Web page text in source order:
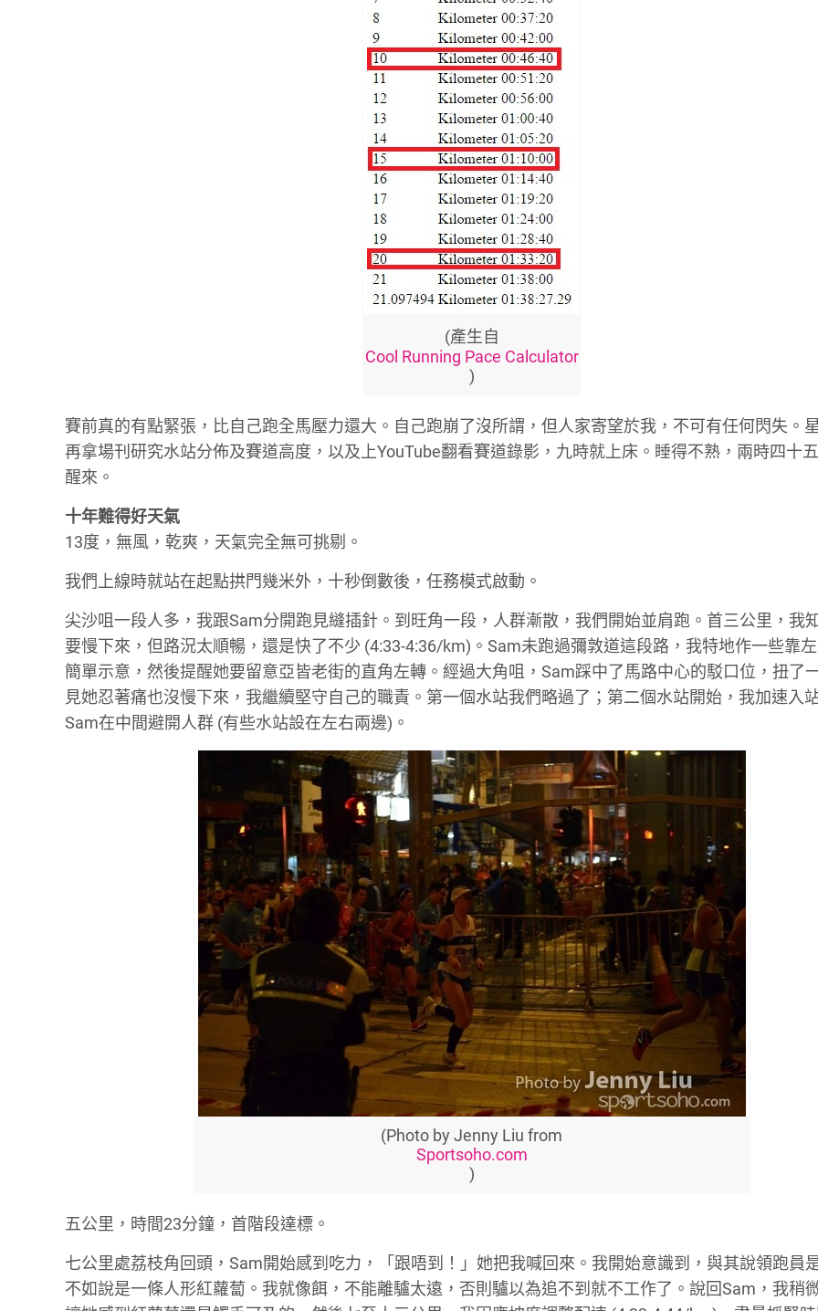
(產生自
Cool Running Pace Calculator
)
賽前真的有點緊張，比自己跑全馬壓力還大。自己跑崩了沒所謂，但人家寄望於我，不可有任何閃失。
再拿場刊研究水站分佈及賽道高度，以及上YouTube翻看賽道錄影，九時就上床。睡得不熟，兩時四十
醒來。
十年難得好天氣
13度，無風，乾爽，天氣完全無可挑剔。
我們上線時就站在起點拱門幾米外，十秒倒數後，任務模式啟動。
尖沙咀一段人多，我跟Sam分開跑見縫插針。到旺角一段，人群漸散，我們開始並肩跑。首三公里，我
要慢下來，但路況太順暢，還是快了不少 (4:33-4:36/km)。Sam未跑過彌敦道這段路，我特地作一些靠
簡單示意，然後提醒她要留意亞皆老街的直角左轉。經過大角咀，Sam踩中了馬路中心的駁口位，扭了
見她忍著痛也沒慢下來，我繼續堅守自己的職責。第一個水站我們略過了；第二個水站開始，我加速入
Sam在中間避開人群 (有些水站設在左右兩邊)。
(Photo by Jenny Liu from
Sportsoho.com
)
五公里，時間23分鐘，首階段達標。
七公里處荔枝角回頭，Sam開始感到吃力，「跟唔到！」她把我喊回來。我開始意識到，與其說領跑員
不如說是一條人形紅蘿蔔。我就像餌，不能離驢太遠，否則驢以為追不到就不工作了。說回Sam，我稍